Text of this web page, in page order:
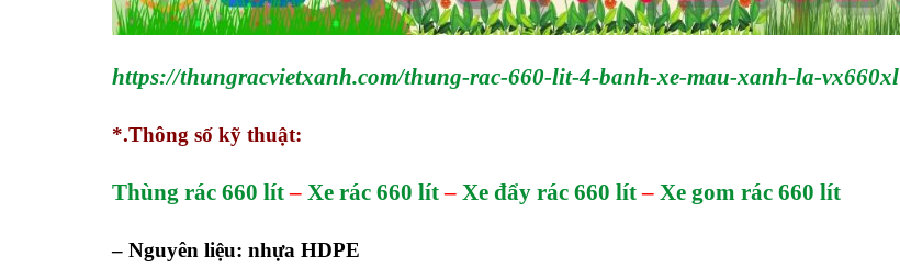
https://thungracvietxanh.com/thung-rac-660-lit-4-banh-xe-mau-xanh-la-vx660xl
*.Thông số kỹ thuật:
Thùng rác 660 lít– Xe rác 660 lít– Xe đẩy rác 660 lít– Xe gom rác 660 lít
– Nguyên liệu: nhựa HDPE